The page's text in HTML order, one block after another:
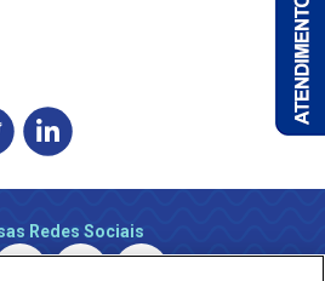
Redes Sociais